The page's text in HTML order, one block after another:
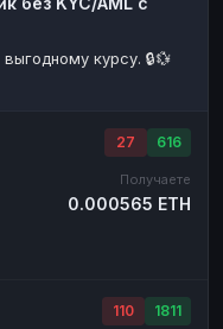
USD
курсу. 🔒💱
27 616
Получаете
0.000565 ETH
110 1811